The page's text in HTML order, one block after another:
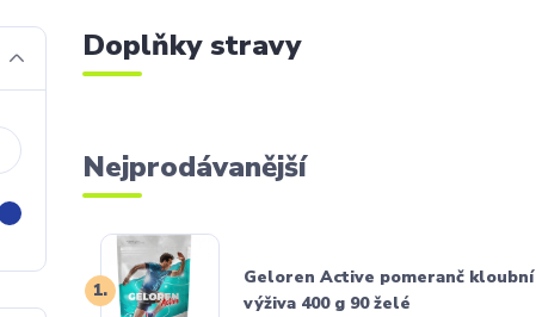
Doplňky stravy
Nejprodávanější
1.
Geloren Active pomeranč kloubní
výživa 400 g 90 želé